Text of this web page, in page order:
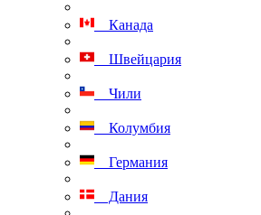
Канада
Швейцария
Чили
Колумбия
Германия
Дания